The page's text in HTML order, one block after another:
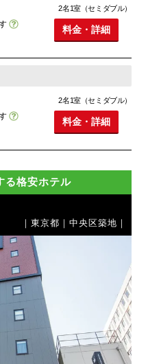
2名1室（セミダブル）
料金・詳細
2名1室（セミダブル）
料金・詳細
る格安ホテル
｜東京都｜中央区築地｜